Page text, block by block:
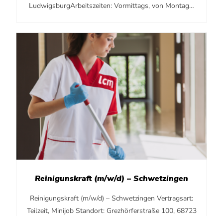
LudwigsburgArbeitszeiten: Vormittags, von Montag…
Reinigunskraft (m/w/d) – Schwetzingen
Reinigungskraft (m/w/d) – Schwetzingen Vertragsart:
Teilzeit, Minijob Standort: Grezhörferstraße 100, 68723